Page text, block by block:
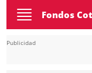
Toggle
navigation
Fondos
Publicidad